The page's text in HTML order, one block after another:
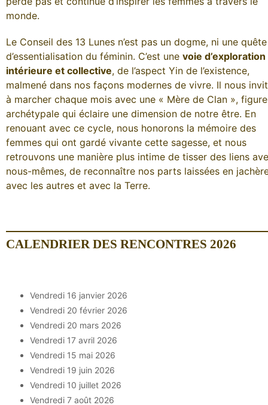
monde.
Le Conseil des 13 Lunes n’est pas un dogme, ni une quête
d’essentialisation du féminin. C’est une voie d’exploration
intérieure et collective, de l’aspect Yin de l’existence,
malmené dans nos façons modernes de vivre. Il nous
à marcher chaque mois avec une « Mère de Clan », figure
archétypale qui éclaire une dimension de notre être. En
renouant avec ce cycle, nous honorons la mémoire des
femmes qui ont gardé vivante cette sagesse, et nous
retrouvons une manière plus intime de tisser des liens
nous-mêmes, de reconnaître nos parts laissées en
avec les autres et avec la Terre.
CALENDRIER DES RENCONTRES 2026
Vendredi 16 janvier 2026
Vendredi 20 février 2026
Vendredi 20 mars 2026
Vendredi 17 avril 2026
Vendredi 15 mai 2026
Vendredi 19 juin 2026
Vendredi 10 juillet 2026
Vendredi 7 août 2026